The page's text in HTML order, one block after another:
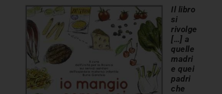
Il libro
si
rivolge
[…] a
quelle
madri
e quei
padri
che